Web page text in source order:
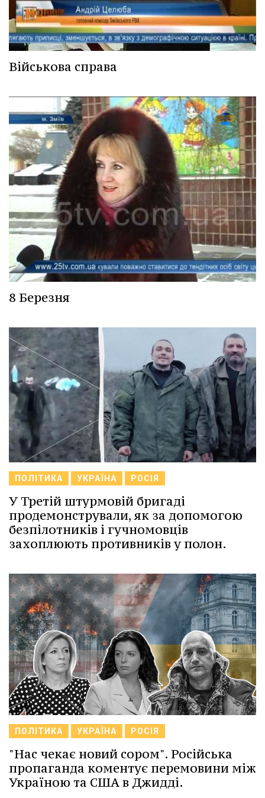
Військова справа
8 Березня
ПОЛІТИКА УКРАЇНА РОСІЯ
У Третій штурмовій бригаді
продемонстрували, як за допомогою
безпілотників і гучномовців
захоплюють противників у полон.
ПОЛІТИКА УКРАЇНА РОСІЯ
"Нас чекає новий сором". Російська
пропаганда коментує перемовини між
Україною та США в Джидді.